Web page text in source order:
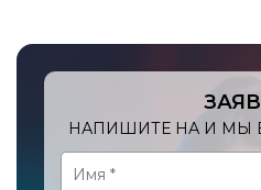
НАПИШИТЕ НА И МЫ